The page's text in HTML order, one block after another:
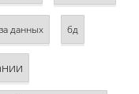
данных бд